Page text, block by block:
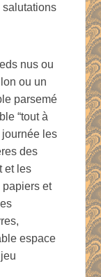
nus ou
ou un
parsemé
“tout à
journée les
des
et les
papiers et
espace